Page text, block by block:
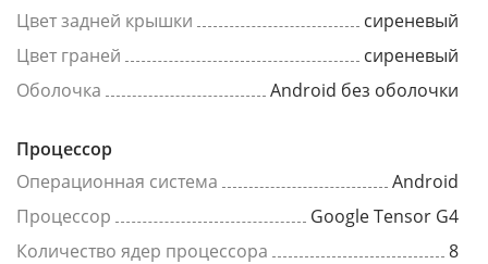
Цвет задней крышки
сиреневый
Цвет граней
сиреневый
Оболочка
Android без оболочки
Процессор
Операционная система
Android
Процессор
Google Tensor G4
Количество ядер процессора
8